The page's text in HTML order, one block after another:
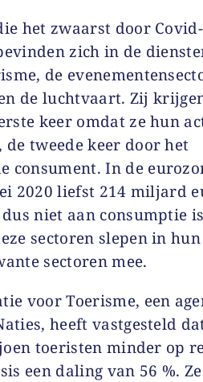
het zwaarst door
zich in de
de
de luchtvaart. Zij
keer omdat ze hun
de tweede keer door het
consument. In de
2020 liefst 214 miljard
niet aan consumptie
sectoren slepen in
sectoren mee.
voor Toerisme, een
heeft vastgesteld
toeristen minder op
een daling van 56 %.